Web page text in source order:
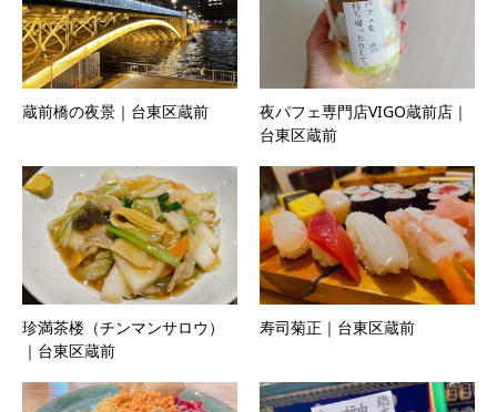
蔵前橋の夜景｜台東区蔵前
夜パフェ専門店VIGO蔵前店｜
台東区蔵前
珍満茶楼（チンマンサロウ）
｜台東区蔵前
寿司菊正｜台東区蔵前